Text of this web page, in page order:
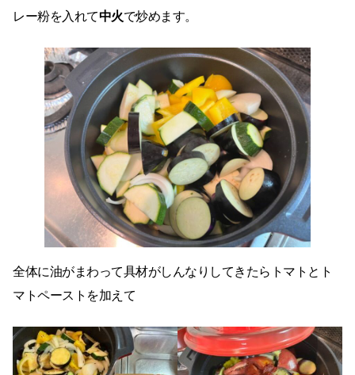
レー粉を入れて中火で炒めます。
全体に油がまわって具材がしんなりしてきたらトマトとト
マトペーストを加えて